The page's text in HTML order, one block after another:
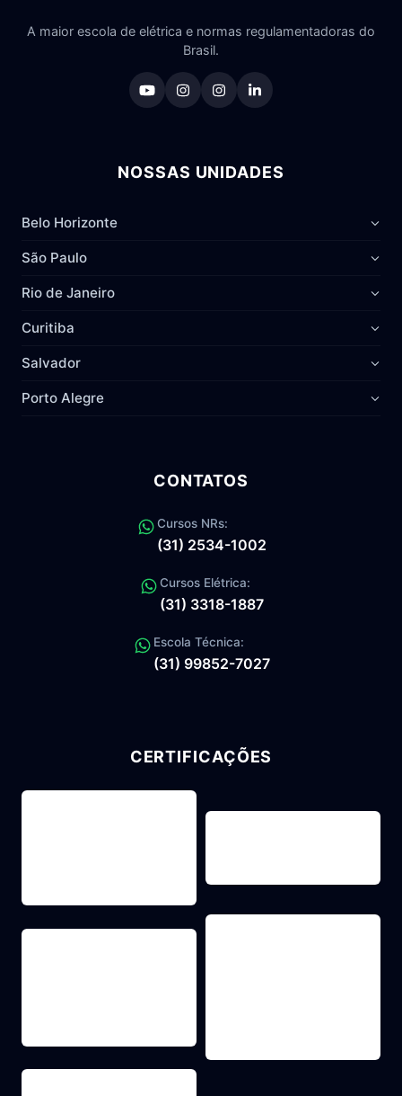
A maior escola de elétrica e normas regulamentadoras do
Brasil.
NOSSAS UNIDADES
Belo Horizonte
São Paulo
Rio de Janeiro
Curitiba
Salvador
Porto Alegre
CONTATOS
Cursos NRs:
(31) 2534-1002
Cursos Elétrica:
(31) 3318-1887
Escola Técnica:
(31) 99852-7027
CERTIFICAÇÕES